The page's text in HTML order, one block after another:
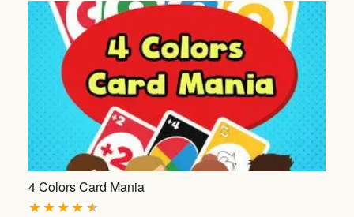
4 Colors Card Mania
★
★
★
★
★